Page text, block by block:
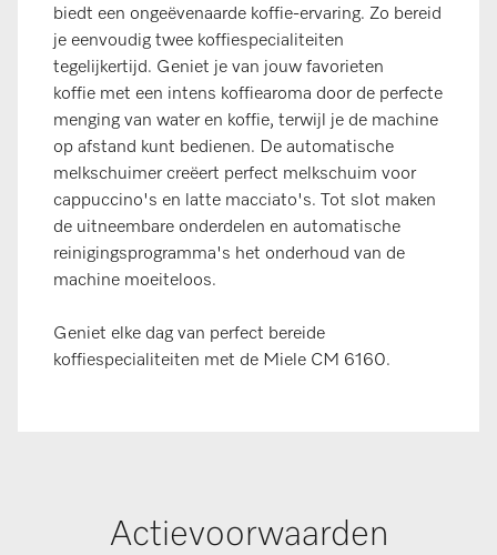
biedt een ongeëvenaarde koffie-ervaring. Zo bereid
je eenvoudig twee koffiespecialiteiten
tegelijkertijd. Geniet je van jouw favorieten
koffie met een intens koffiearoma door de perfecte
menging van water en koffie, terwijl je de machine
op afstand kunt bedienen. De automatische
melkschuimer creëert perfect melkschuim voor
cappuccino's en latte macciato's. Tot slot maken
de uitneembare onderdelen en automatische
reinigingsprogramma's het onderhoud van de
machine moeiteloos.
Geniet elke dag van perfect bereide
koffiespecialiteiten met de Miele CM 6160.
Actievoorwaarden